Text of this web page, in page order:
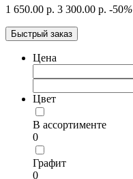
1 650.00 р. 3 300.00 р. -50%
Быстрый заказ
Цена
Цвет
В ассортименте
0
Графит
0